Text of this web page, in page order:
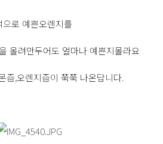
으로 예쁜오렌지를
올려만두어도 얼마나 예쁜지몰라요
즙,오렌지즙이 쭉쭉 나온답니다.